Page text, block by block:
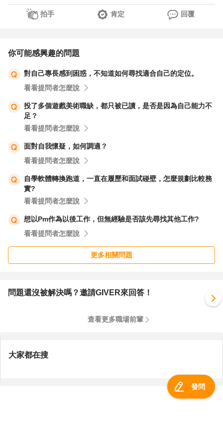
拍手 肯定 回覆
你可能感興趣的問題
對自己專長感到困惑，不知道如何尋找適合自己的定位。
看看提問者怎麼說
投了多個遊戲美術職缺，都只被已讀，是否是因為自己能力不
足？
看看提問者怎麼說
面對自我懷疑，如何調適？
看看提問者怎麼說
自學軟體轉換跑道，一直在履歷和面試碰壁，怎麼規劃比較務
實?
看看提問者怎麼說
想以Pm作為以後工作，但無經驗是否該先尋找其他工作?
看看提問者怎麼說
更多相關問題
問題還沒被解決嗎？邀請GIVER來回答！
查看更多職場前輩
大家都在搜
發問